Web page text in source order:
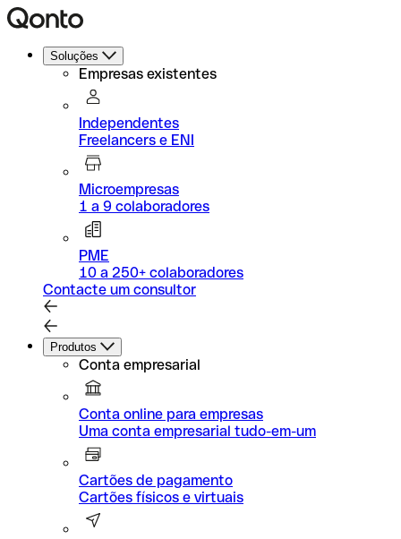
Soluções
Empresas existentes
Independentes
Freelancers e ENI
Microempresas
1 a 9 colaboradores
PME
10 a 250+ colaboradores
Contacte um consultor
Produtos
Conta empresarial
Conta online para empresas
Uma conta empresarial tudo-em-um
Cartões de pagamento
Cartões físicos e virtuais